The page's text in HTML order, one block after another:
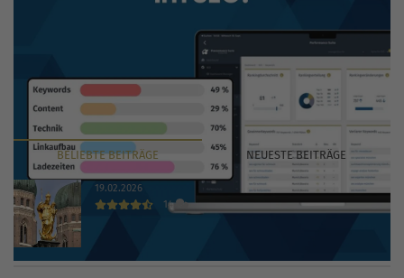
BELIEBTEBEITRÄGE NEUESTEBEITRÄGE
19.02.2026
14